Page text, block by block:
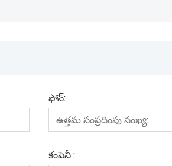
ఫోన్:
కంపెనీ :